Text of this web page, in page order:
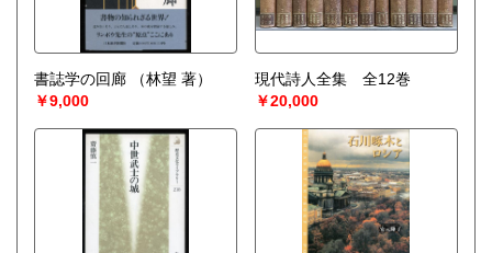
書誌学の回廊
（林望 著）
￥9,000
現代詩人全集 全12巻
￥20,000